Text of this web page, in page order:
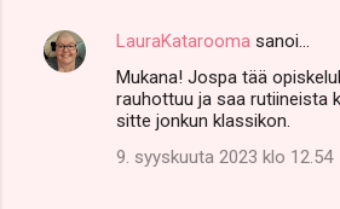
LauraKatarooma sanoi…
Mukana! Jospa tää
rauhottuu ja saa rutiineista
sitte jonkun klassikon.
9. syyskuuta 2023 klo 12.54